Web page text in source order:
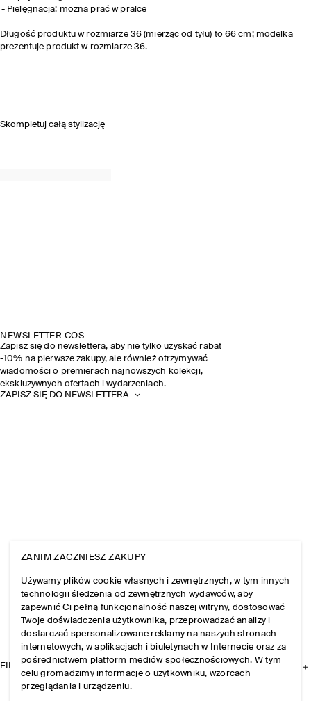
Pielęgnacja: można prać w pralce
Długość produktu w rozmiarze 36 (mierząc od tyłu) to 66 cm; modelka
prezentuje produkt w rozmiarze 36.
Skompletuj całą stylizację
NEWSLETTER COS
Zapisz się do newslettera, aby nie tylko uzyskać rabat
-10% na pierwsze zakupy, ale również otrzymywać
wiadomości o premierach najnowszych kolekcji,
ekskluzywnych ofertach i wydarzeniach.
ZAPISZ SIĘ DO NEWSLETTERA
FIRMA
ZANIM ZACZNIESZ ZAKUPY
Używamy plików cookie własnych i zewnętrznych, w tym innych
technologii śledzenia od zewnętrznych wydawców, aby
zapewnić Ci pełną funkcjonalność naszej witryny, dostosować
Twoje doświadczenia użytkownika, przeprowadzać analizy i
dostarczać spersonalizowane reklamy na naszych stronach
internetowych, w aplikacjach i biuletynach w Internecie oraz za
pośrednictwem platform mediów społecznościowych. W tym
celu gromadzimy informacje o użytkowniku, wzorcach
przeglądania i urządzeniu.